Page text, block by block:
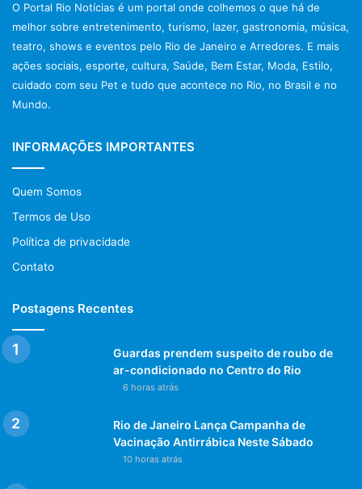
Mais que faturamento, a Syncro Seg busca fazer de seus
funcionários parceiros. Patrick vem investindo em cursos
para sua equipe e em alguns segmentos, divide o lucro
meio a meio com seus funcionários, como nos concertos
de computadores, inclusive especializados na marca
de tecnologia em games e eletrônicos, a partir do ano que
A primeira loja está se transformando em assistência
técnica, a do Shopping Popular de Bangu continua a todo
vapor e a nova loja, veio para fazer diferença no bairro e
região.
A Syncro Seg pode ser acessada pelas redes sociais, no
2256 e ainda pelo whatsapp: 21 96899-7489. Entrega no
Rio e Grande Rio. No Estado e país, o frete é cobrado à
SERVIÇO:
Inauguração Syncro Seg Arena Game
O Portal Rio Notícias é um portal onde colhemos o que há de
melhor sobre entretenimento, turismo, lazer, gastronomia, música,
teatro, shows e eventos pelo Rio de Janeiro e Arredores. E mais
ações sociais, esporte, cultura, Saúde, Bem Estar, Moda, Estilo,
cuidado com seu Pet e tudo que acontece no Rio, no Brasil e no
Mundo.
INFORMAÇÕES IMPORTANTES
Quem Somos
Termos de Uso
Política de privacidade
Contato
Postagens Recentes
Guardas prendem suspeito de roubo de
ar-condicionado no Centro do Rio
6 horas atrás
Rio de Janeiro Lança Campanha de
Vacinação Antirrábica Neste Sábado
10 horas atrás